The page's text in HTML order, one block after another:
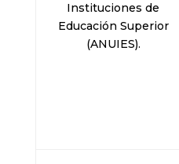
Instituciones de
Educación Superior
(ANUIES).